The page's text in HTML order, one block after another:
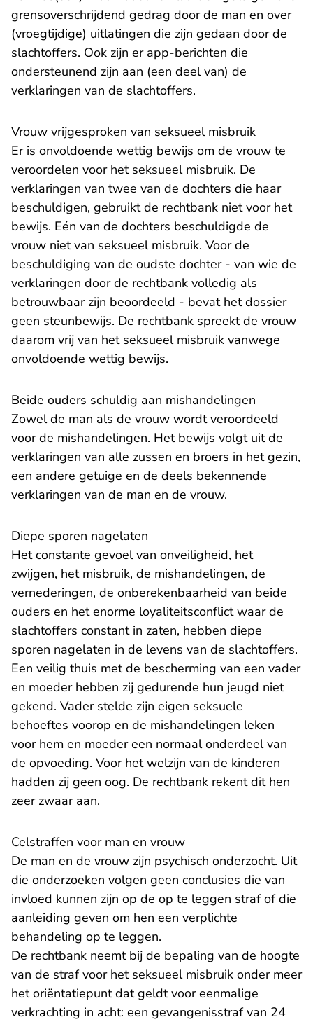
grensoverschrijdend gedrag door de man en over
(vroegtijdige) uitlatingen die zijn gedaan door de
slachtoffers. Ook zijn er app-berichten die
ondersteunend zijn aan (een deel van) de
verklaringen van de slachtoffers.
Vrouw vrijgesproken van seksueel misbruik
Er is onvoldoende wettig bewijs om de vrouw te
veroordelen voor het seksueel misbruik. De
verklaringen van twee van de dochters die haar
beschuldigen, gebruikt de rechtbank niet voor het
bewijs. Eén van de dochters beschuldigde de
vrouw niet van seksueel misbruik. Voor de
beschuldiging van de oudste dochter - van wie de
verklaringen door de rechtbank volledig als
betrouwbaar zijn beoordeeld - bevat het dossier
geen steunbewijs. De rechtbank spreekt de vrouw
daarom vrij van het seksueel misbruik vanwege
onvoldoende wettig bewijs.
Beide ouders schuldig aan mishandelingen
Zowel de man als de vrouw wordt veroordeeld
voor de mishandelingen. Het bewijs volgt uit de
verklaringen van alle zussen en broers in het gezin,
een andere getuige en de deels bekennende
verklaringen van de man en de vrouw.
Diepe sporen nagelaten
Het constante gevoel van onveiligheid, het
zwijgen, het misbruik, de mishandelingen, de
vernederingen, de onberekenbaarheid van beide
ouders en het enorme loyaliteitsconflict waar de
slachtoffers constant in zaten, hebben diepe
sporen nagelaten in de levens van de slachtoffers.
Een veilig thuis met de bescherming van een vader
en moeder hebben zij gedurende hun jeugd niet
gekend. Vader stelde zijn eigen seksuele
behoeftes voorop en de mishandelingen leken
voor hem en moeder een normaal onderdeel van
de opvoeding. Voor het welzijn van de kinderen
hadden zij geen oog. De rechtbank rekent dit hen
zeer zwaar aan.
Celstraffen voor man en vrouw
De man en de vrouw zijn psychisch onderzocht. Uit
die onderzoeken volgen geen conclusies die van
invloed kunnen zijn op de op te leggen straf of die
aanleiding geven om hen een verplichte
behandeling op te leggen.
De rechtbank neemt bij de bepaling van de hoogte
van de straf voor het seksueel misbruik onder meer
het oriëntatiepunt dat geldt voor eenmalige
verkrachting in acht: een gevangenisstraf van 24